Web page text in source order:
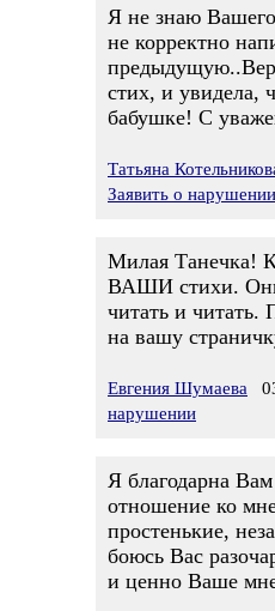
Я не знаю Вашего
не корректно
стих, и увидела,
бабушке! С
Татьяна
Заявить о нарушении
Милая Танечка!
ВАШИ стихи. Они
читать и читать.
на вашу
Евгения Шумаева
нарушении
Я благодарна
отношение ко
простенькие,
боюсь Вас
и ценно Ваше